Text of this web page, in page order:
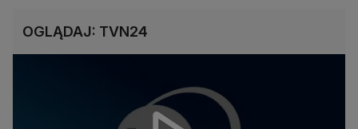
OGLĄDAJ: TVN24